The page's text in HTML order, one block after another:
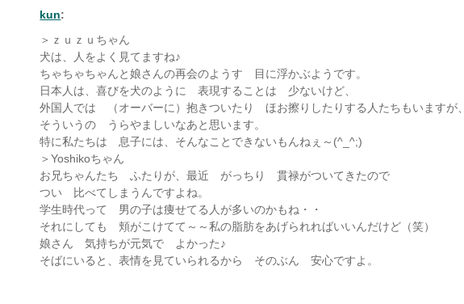
kun:
＞ｚｕｚｕちゃん
犬は、人をよく見てますね♪
ちゃちゃちゃんと娘さんの再会のようす 目に浮かぶようです。
日本人は、喜びを犬のように 表現することは 少ないけど、
外国人では （オーバーに）抱きついたり ほお擦りしたりする人たちもいますが、
そういうの うらやましいなあと思います。
特に私たちは 息子には、そんなことできないもんねぇ～(^_^;)
＞Yoshikoちゃん
お兄ちゃんたち ふたりが、最近 がっちり 貫禄がついてきたので
つい 比べてしまうんですよね。
学生時代って 男の子は痩せてる人が多いのかもね・・
それにしても 頬がこけてて～～私の脂肪をあげられればいいんだけど（笑）
娘さん 気持ちが元気で よかった♪
そばにいると、表情を見ていられるから そのぶん 安心ですよ。